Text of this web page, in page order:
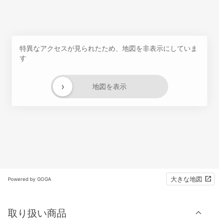
特異なアクセスが見られたため、地図を非表示にしていま
す
地図を表示
›
Powered by GOGA 大きな地図
取り扱い商品